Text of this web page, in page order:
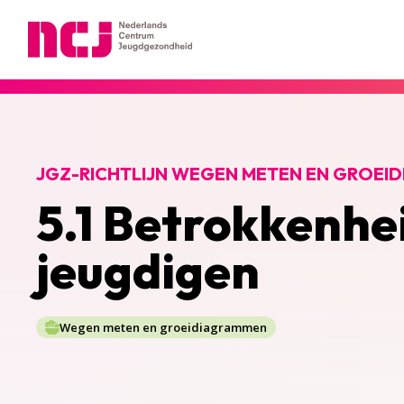
5.1
jeugdigen
JGZ-RICHTLIJN WEGEN METEN EN
Wegen meten en groeidiagrammen